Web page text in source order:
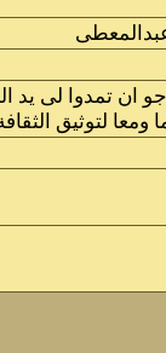
ان تمدوا لى يد
لتوثيق